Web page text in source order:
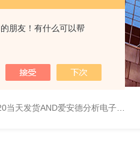
朋友！有什么可以帮
当天发货AND爱安德分析电子天平